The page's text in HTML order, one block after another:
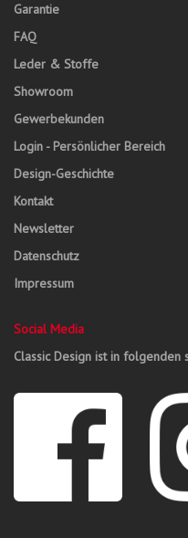
Garantie
FAQ
Leder & Stoffe
Showroom
Gewerbekunden
Login - Persönlicher Bereich
Design-Geschichte
Kontakt
Newsletter
Datenschutz
Impressum
Social Media
Classic Design ist in